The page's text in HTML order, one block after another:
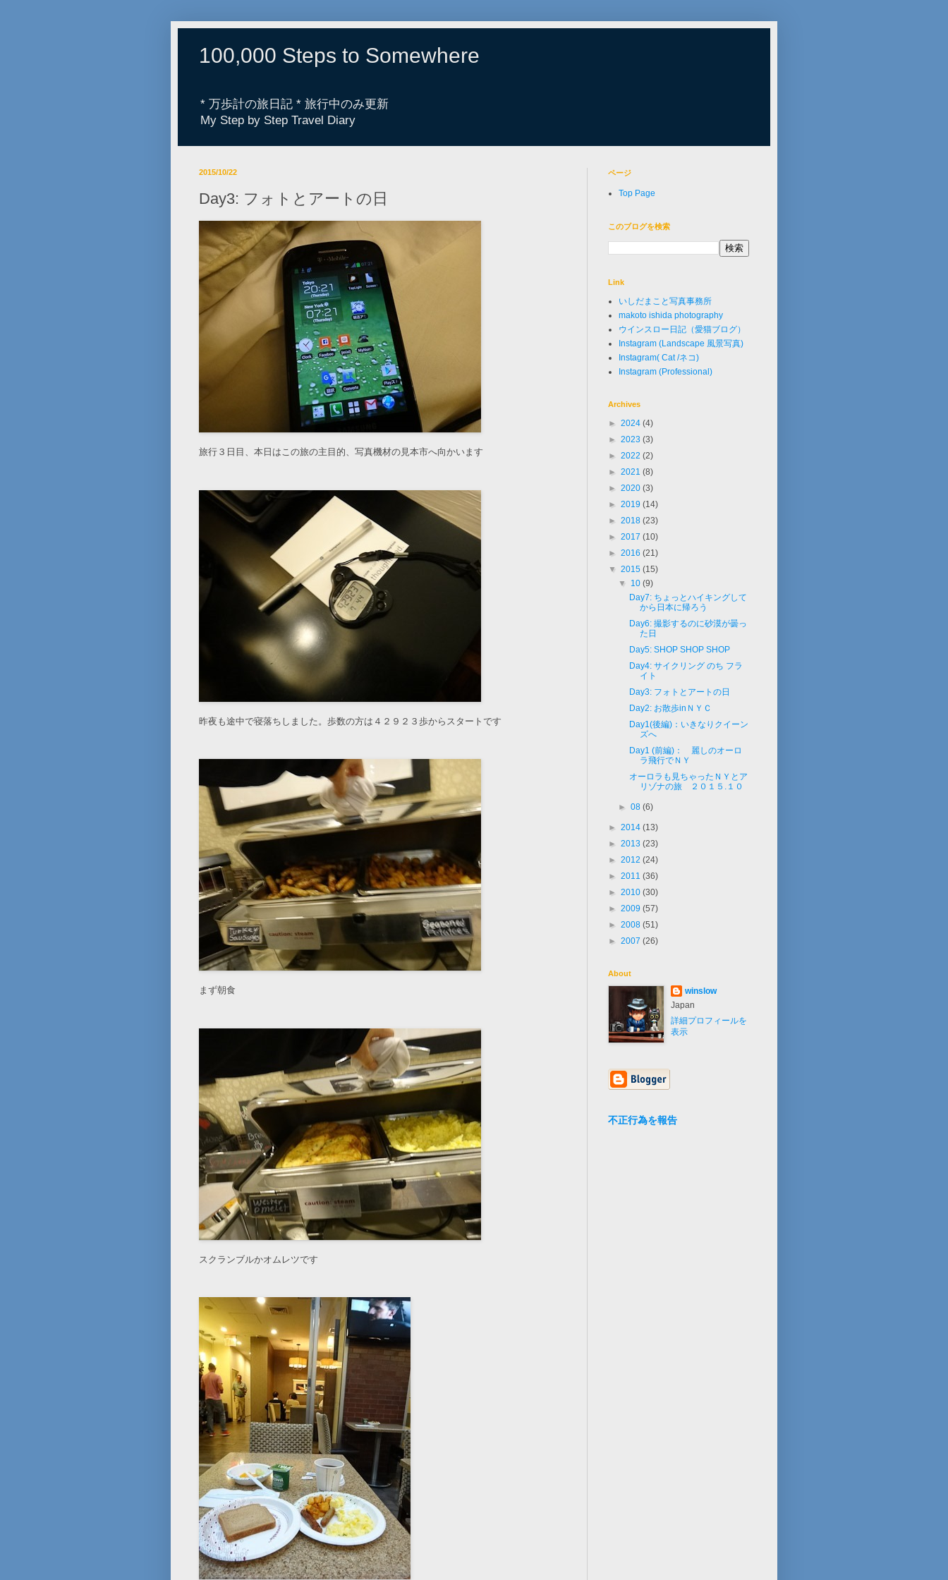
100,000 Steps to Somewhere
* 万歩計の旅日記 * 旅行中のみ更新
My Step by Step Travel Diary
2015/10/22
Day3: フォトとアートの日
旅行３日目、本日はこの旅の主目的、写真機材の見本市へ向かいます
昨夜も途中で寝落ちしました。歩数の方は４２９２３歩からスタートです
まず朝食
スクランブルかオムレツです
ページ
Top Page
このブログを検索
Link
いしだまこと写真事務所
makoto ishida photography
ウインスロー日記（愛猫ブログ）
Instagram (Landscape 風景写真)
Instagram( Cat /ネコ)
Instagram (Professional)
Archives
► 2024 (4)
► 2023 (3)
► 2022 (2)
► 2021 (8)
► 2020 (3)
► 2019 (14)
► 2018 (23)
► 2017 (10)
► 2016 (21)
▼ 2015 (15)
▼ 10(9)
Day7: ちょっとハイキングして
から日本に帰ろう
Day6: 撮影するのに砂漠が曇っ
た日
Day5: SHOP SHOP SHOP
Day4: サイクリング のち フラ
イト
Day3: フォトとアートの日
Day2: お散歩inＮＹＣ
Day1(後編)：いきなりクイーン
ズへ
Day1 (前編)： 麗しのオーロ
ラ飛行でＮＹ
オーロラも見ちゃったＮＹとア
リゾナの旅 ２０１５.１０
►08(6)
► 2014 (13)
► 2013 (23)
► 2012 (24)
► 2011 (36)
► 2010 (30)
► 2009 (57)
► 2008 (51)
► 2007 (26)
About
winslow
Japan
詳細プロフィールを
表示
不正行為を報告